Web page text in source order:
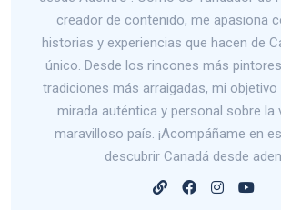
creador de contenido, me apasiona
historias y experiencias que hacen de
único. Desde los rincones más
tradiciones más arraigadas, mi objetivo
mirada auténtica y personal sobre la
maravilloso país. ¡Acompáñame en
descubrir Canadá desde